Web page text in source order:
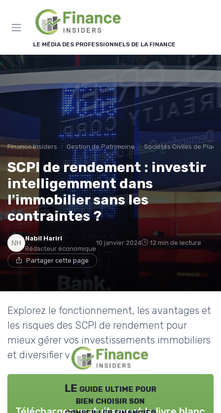
LE MÉDIA DES PROFESSIONNELS DE LA FINANCE
Finance Insiders Gestion de Patrimoine Sociétés Civiles de
SCPI de rendement : investir
intelligemment dans
l'immobilier sans les
contraintes ?
Nabil Hariri
Rédacteur économique
10 janvier 2024 12 min de lecture
Partager cette page
Explorez le fonctionnement, les avantages et
les risques des SCPI de rendement pour
mieux gérer vos investissements immobiliers
et diversifier votre patrimoine.
LE guide ultime pour
bien choisir son